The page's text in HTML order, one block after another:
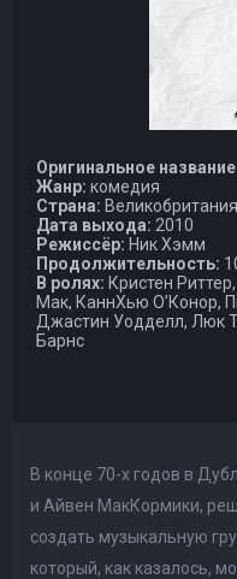
Оригинальное
Жанр: комедия
Страна: Великобритания
Дата выхода: 2010
Режиссёр: Ник Хэмм
Продолжительность:
В ролях: Кристен
Мак, КаннХью О’Конор,
Джастин Уодделл, Люк
Барнс
В конце 70-х годов в
и Айвен МакКормики,
создать музыкальную
который, как казалось,